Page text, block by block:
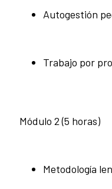
Autogestión
Trabajo por
Módulo 2 (5 horas)
Metodología